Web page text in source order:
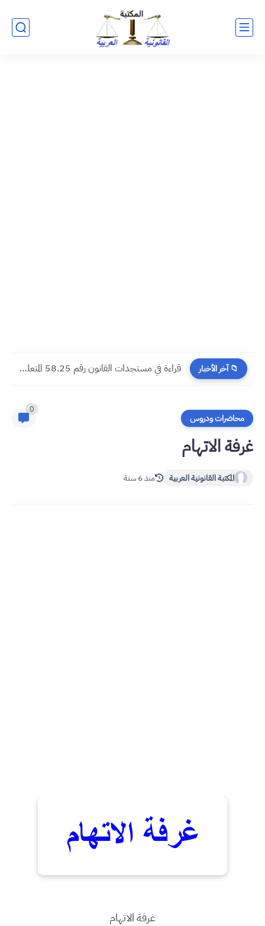
📁 آخر الأخبار مسجدات جرائم الشيك في قانون المسطرة المدنية الجديد
محاضرات ودروس
0
غرفة الاتهام
المكتبة القانونية العربية منذ 6 سنة
غرفة الاتهام